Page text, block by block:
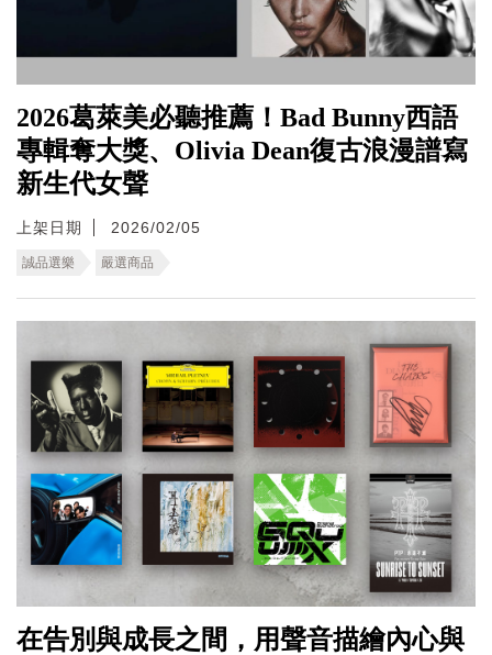
2026葛萊美必聽推薦！Bad Bunny西語
專輯奪大獎、Olivia Dean復古浪漫譜寫
新生代女聲
上架日期 2026/02/05
誠品選樂 嚴選商品
在告別與成長之間，用聲音描繪內心與